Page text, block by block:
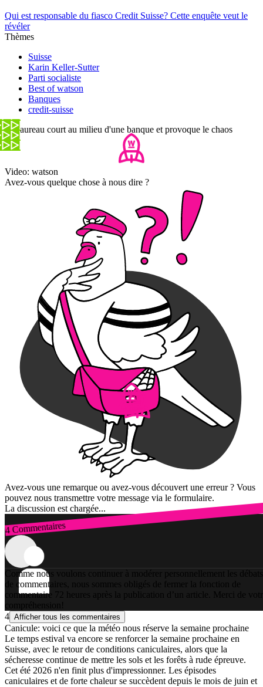
Qui est responsable du fiasco Credit Suisse? Cette enquête veut le
révéler
Thèmes
Suisse
Karin Keller-Sutter
Parti socialiste
Best of watson
Banques
credit-suisse
Ce taureau court au milieu d'une banque et provoque le chaos
Video: watson
Avez-vous quelque chose à nous dire ?
Avez-vous une remarque ou avez-vous découvert une erreur ? Vous
pouvez nous transmettre votre message via le formulaire.
La discussion est chargée...
4 Commentaires
Connexion
Comme nous voulons continuer à modérer personnellement les débats
de commentaires, nous sommes obligés de fermer la fonction de
commentaire 72 heures après la publication d’un article. Merci de
compréhension!
4 Afficher tous les commentaires
Canicule: voici ce que la météo nous réserve la semaine prochaine
Le temps estival va encore se renforcer la semaine prochaine en
Suisse, avec le retour de conditions caniculaires, alors que la
sécheresse continue de mettre les sols et les forêts à rude épreuve.
Cet été 2026 n'en finit plus d'impressionner. Les épisodes
caniculaires et de forte chaleur se succèdent depuis le mois de juin et